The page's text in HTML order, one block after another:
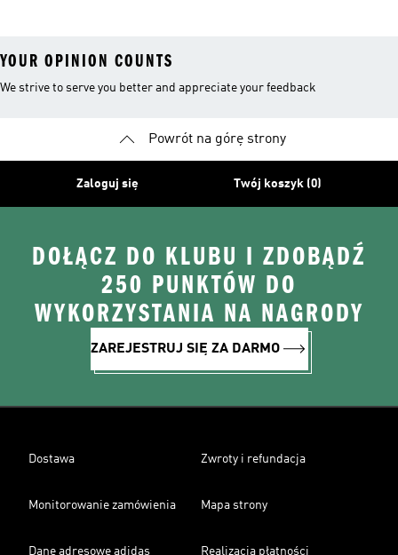
YOUR OPINION COUNTS
We strive to serve you better and appreciate your feedback
Powrót na górę strony
Zaloguj się Twój koszyk (0)
DOŁĄCZ DO KLUBU I ZDOBĄDŹ
250 PUNKTÓW DO
WYKORZYSTANIA NA NAGRODY
ZAREJESTRUJ SIĘ ZA DARMO
Dostawa Zwroty i refundacja
Monitorowanie zamówienia Mapa strony
Dane adresowe adidas Realizacja płatności